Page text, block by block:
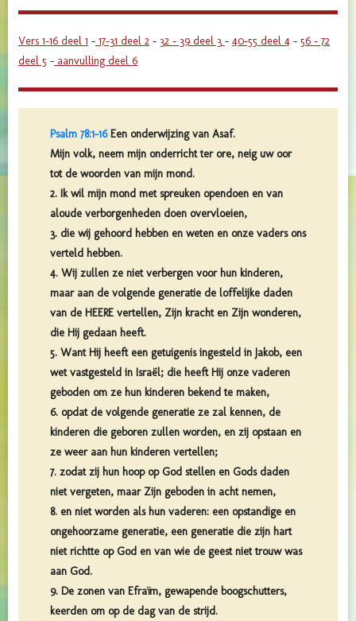
Vers 1-16 deel 1 – 17-31 deel 2 – 32 – 39 deel 3 – 40-55 deel 4 – 56 – 72
deel 5 – aanvulling deel 6
Psalm 78:1-16Een onderwijzing van Asaf.
Mijn volk, neem mijn onderricht ter ore, neig uw oor
tot de woorden van mijn mond.
2. Ik wil mijn mond met spreuken opendoen en van
aloude verborgenheden doen overvloeien,
3. die wij gehoord hebben en weten en onze vaders ons
verteld hebben.
4. Wij zullen ze niet verbergen voor hun kinderen,
maar aan de volgende generatie de loffelijke daden
van de HEERE vertellen, Zijn kracht en Zijn wonderen,
die Hij gedaan heeft.
5. Want Hij heeft een getuigenis ingesteld in Jakob, een
wet vastgesteld in Israël; die heeft Hij onze vaderen
geboden om ze hun kinderen bekend te maken,
6. opdat de volgende generatie ze zal kennen, de
kinderen die geboren zullen worden, en zij opstaan en
ze weer aan hun kinderen vertellen;
7. zodat zij hun hoop op God stellen en Gods daden
niet vergeten, maar Zijn geboden in acht nemen,
8. en niet worden als hun vaderen: een opstandige en
ongehoorzame generatie, een generatie die zijn hart
niet richtte op God en van wie de geest niet trouw was
aan God.
9. De zonen van Efraïm, gewapende boogschutters,
keerden om op de dag van de strijd.